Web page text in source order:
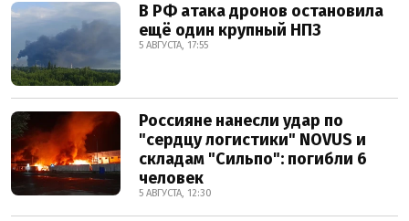
В РФ атака дронов остановила
ещё один крупный НПЗ
5 АВГУСТА, 17:55
Россияне нанесли удар по
"сердцу логистики" NOVUS и
складам "Сильпо": погибли 6
человек
5 АВГУСТА, 12:30